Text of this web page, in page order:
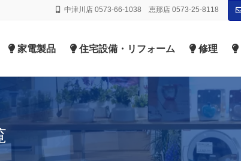
中津川店 0573-66-1038 恵那店 0573-25-8118
家電製品 住宅設備・リフォーム 修理